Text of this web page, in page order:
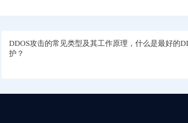
DDOS攻击的常见类型及其工作原理，什么是最好的
护？